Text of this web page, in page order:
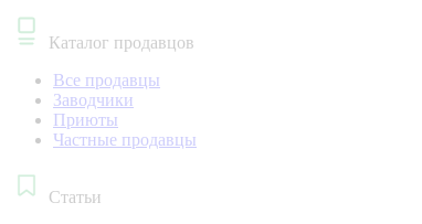
Каталог продавцов
Все продавцы
Заводчики
Приюты
Частные продавцы
Статьи